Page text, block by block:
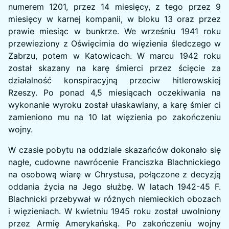
numerem 1201, przez 14 miesięcy, z tego przez 9
miesięcy w karnej kompanii, w bloku 13 oraz przez
prawie miesiąc w bunkrze. We wrześniu 1941 roku
przewieziony z Oświęcimia do więzienia śledczego w
Zabrzu, potem w Katowicach. W marcu 1942 roku
został skazany na karę śmierci przez ścięcie za
działalność konspiracyjną przeciw hitlerowskiej
Rzeszy. Po ponad 4,5 miesiącach oczekiwania na
wykonanie wyroku został ułaskawiany, a karę śmier ci
zamieniono mu na 10 lat więzienia po zakończeniu
wojny.
W czasie pobytu na oddziale skazańców dokonało się
nagłe, cudowne nawrócenie Franciszka Blachnickiego
na osobową wiarę w Chrystusa, połączone z decyzją
oddania życia na Jego służbę. W latach 1942-45 F.
Blachnicki przebywał w różnych niemieckich obozach
i więzieniach. W kwietniu 1945 roku został uwolniony
przez Armię Amerykańską. Po zakończeniu wojny